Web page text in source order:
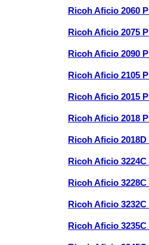
Ricoh Aficio 2060
Ricoh Aficio 2075
Ricoh Aficio 2090
Ricoh Aficio 2105
Ricoh Aficio 2015
Ricoh Aficio 2018
Ricoh Aficio
Ricoh Aficio
Ricoh Aficio
Ricoh Aficio
Ricoh Aficio